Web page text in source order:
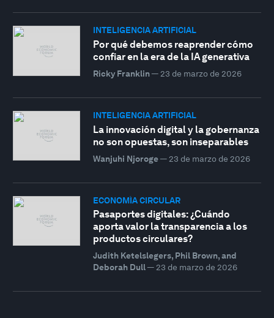
INTELIGENCIA ARTIFICIAL
Por qué debemos reaprender cómo
confiar en la era de la IA generativa
Ricky Franklin— 23 de marzo de 2026
INTELIGENCIA ARTIFICIAL
La innovación digital y la gobernanza
no son opuestas, son inseparables
Wanjuhi Njoroge— 23 de marzo de 2026
ECONOMÍA CIRCULAR
Pasaportes digitales: ¿Cuándo
aporta valor la transparencia a los
productos circulares?
Judith Ketelslegers, Phil Brown, and
Deborah Dull— 23 de marzo de 2026